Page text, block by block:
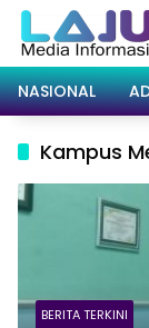
Langsung
konten
NASIONAL
Kampus
BERITA TERKINI